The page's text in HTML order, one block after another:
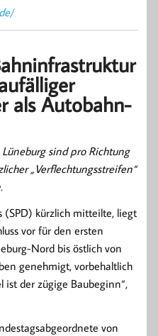
als Autobahn-
sind pro Richtung
„Verflechtungsstreifen“
(SPD) kürzlich mitteilte, liegt
vor für den ersten
Nord bis östlich von
genehmigt, vorbehaltlich
ist der zügige Baubeginn“,
von